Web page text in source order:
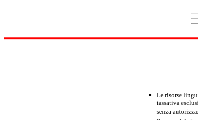
Le risorse
tassativa
senza